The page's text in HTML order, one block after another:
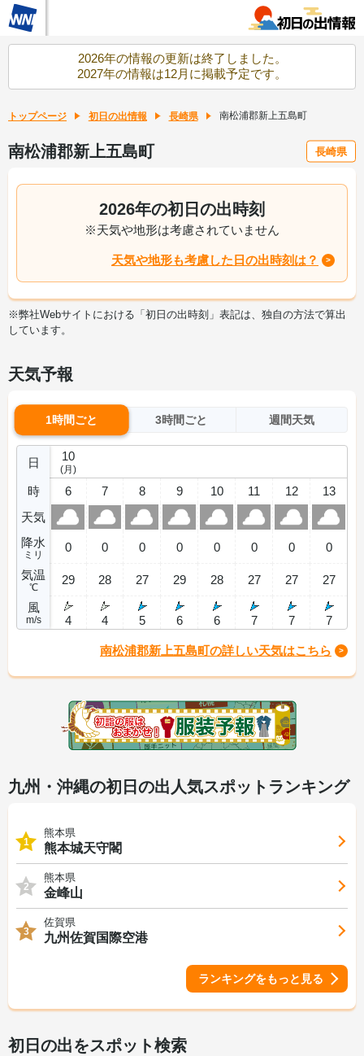
2026年の情報の更新は終了しました。
2027年の情報は12月に掲載予定です。
トップページ 初日の出情報 長崎県 南松浦郡新上五島町
南松浦郡新上五島町 長崎県
2026年の初日の出時刻
※天気や地形は考慮されていません
天気や地形も考慮した日の出時刻は？
※弊社Webサイトにおける「初日の出時刻」表記は、独自の方法で算出
しています。
天気予報
1時間ごと 3時間ごと 週間天気
日
時
天気
降水
ミリ
気温
℃
風
m/s
10
(月)
6
0
29
4
7
0
28
4
8
0
27
5
9
0
29
6
10
0
28
6
11
0
27
7
12
0
27
7
13
0
27
7
南松浦郡新上五島町の詳しい天気はこちら
九州・沖縄の初日の出人気スポットランキング
1
熊本県
熊本城天守閣
2
熊本県
金峰山
3
佐賀県
九州佐賀国際空港
ランキングをもっと見る
初日の出をスポット検索